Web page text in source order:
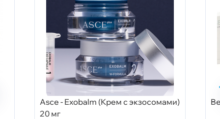
Asce - Exobalm (Крем с экзосомами)
20 мг